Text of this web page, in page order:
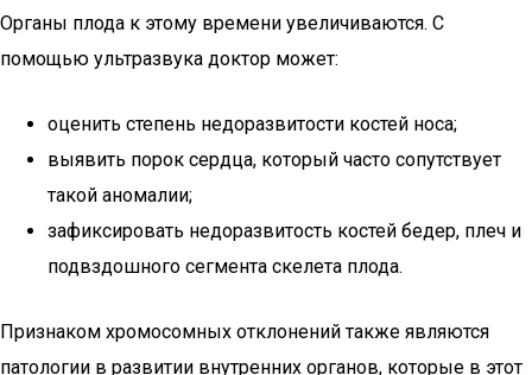
Органы плода к этому времени увеличиваются. С
помощью ультразвука доктор может:
оценить степень недоразвитости костей носа;
выявить порок сердца, который часто сопутствует
такой аномалии;
зафиксировать недоразвитость костей бедер, плеч и
подвздошного сегмента скелета плода.
Признаком хромосомных отклонений также являются
патологии в развитии внутренних органов, которые в этот